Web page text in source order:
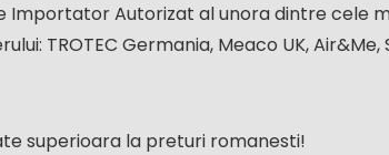
Importator Autorizat al unora dintre cele
TROTEC Germania, Meaco UK, Air&Me,
superioara la preturi romanesti!